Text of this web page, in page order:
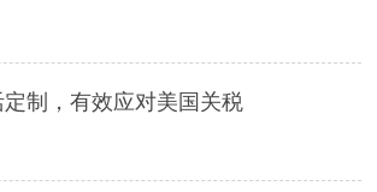
制，有效应对美国关税